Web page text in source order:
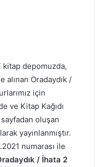
kitap depomuzda,
alınan Oradaydık /
için
ve Kitap Kağıdı
sayfadan oluşan
yayınlanmıştır.
numarası ile
/ İhata 2